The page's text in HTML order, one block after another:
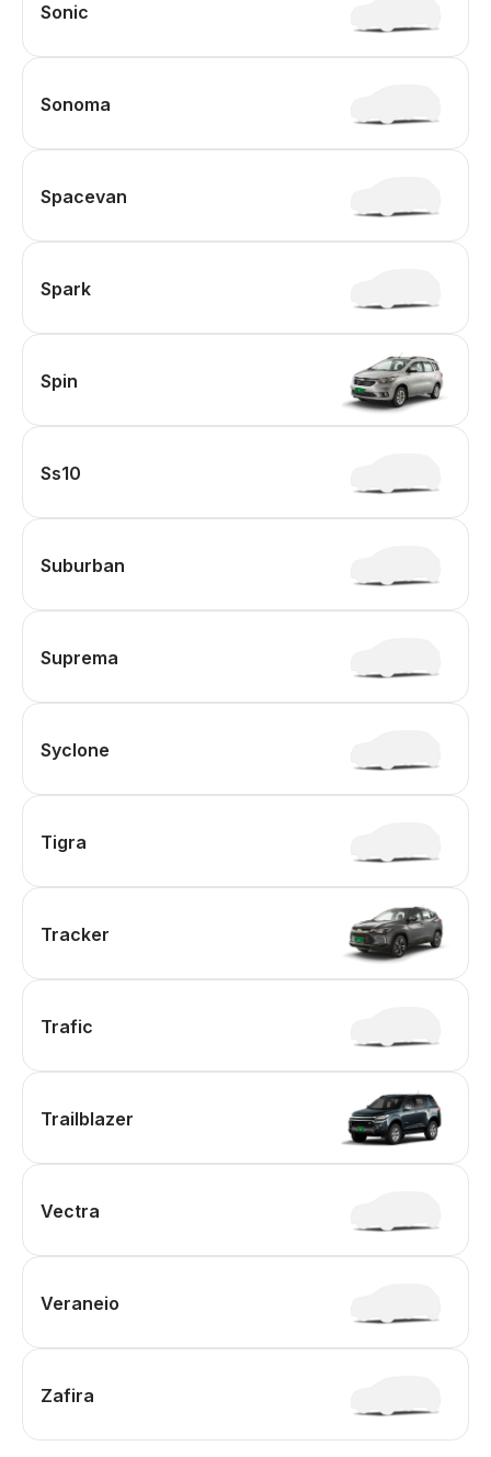
Sonic
Sonoma
Spacevan
Spark
Spin
Ss10
Suburban
Suprema
Syclone
Tigra
Tracker
Trafic
Trailblazer
Vectra
Veraneio
Zafira